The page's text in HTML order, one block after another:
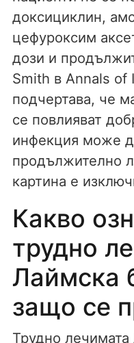
доксициклин,
цефуроксим
дози и
Smith в Annals of
подчертава, че
се повлияват
инфекция може
продължително
картина е
Какво
трудно
Лаймска
защо се
Трудно